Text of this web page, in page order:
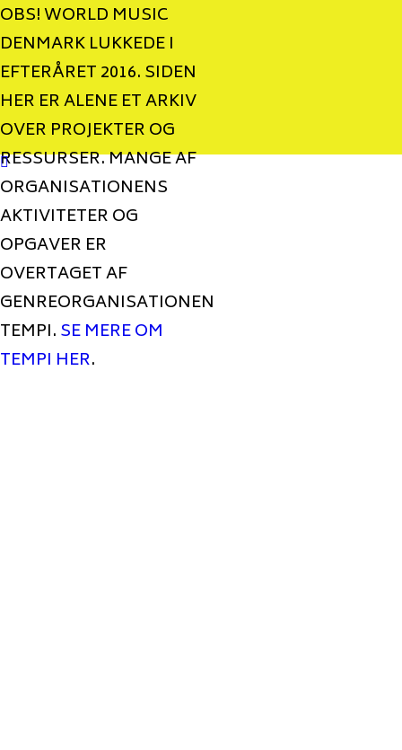
OBS! WORLD MUSIC
DENMARK LUKKEDE I
EFTERÅRET 2016. SIDEN
HER ER ALENE ET ARKIV
OVER PROJEKTER OG
RESSURSER. MANGE AF
ORGANISATIONENS
AKTIVITETER OG
OPGAVER ER
OVERTAGET AF
GENREORGANISATIONEN
TEMPI.SE MERE OM
TEMPI HER.